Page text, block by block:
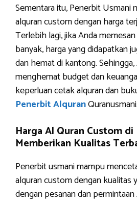
Sementara itu, Penerbit Usmani
alquran custom dengan harga
Terlebih lagi, jika Anda
banyak, harga yang didapatkan
dan hemat di kantong.
menghemat budget dan
keperluan cetak alquran dan
Penerbit Alquran
Harga Al Quran Custom
Memberikan Kualitas
Penerbit usmani mampu
alquran custom dengan kualitas
dengan pesanan dan permintaan